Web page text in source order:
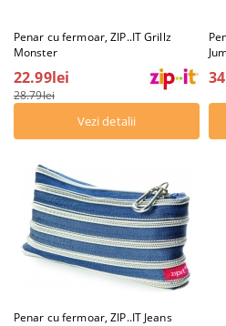
Penar cu fermoar, ZIP..IT Grillz
Monster
22.99lei
28.79lei
Vezi detalii
Penar cu fermoar, ZIP..IT Jeans